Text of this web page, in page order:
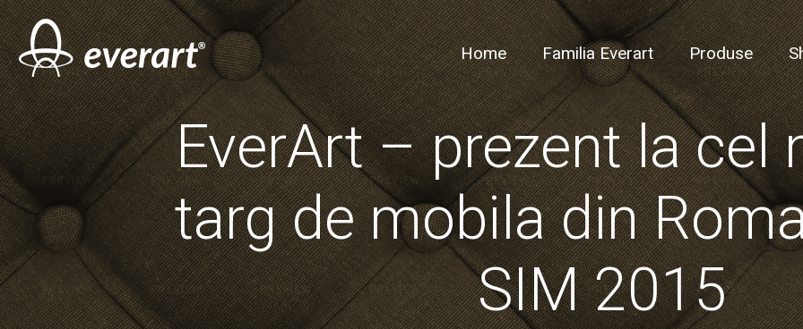
Home Familia Everart Produse
EverArt – prezent la cel
targ de mobila din
SIM 2015